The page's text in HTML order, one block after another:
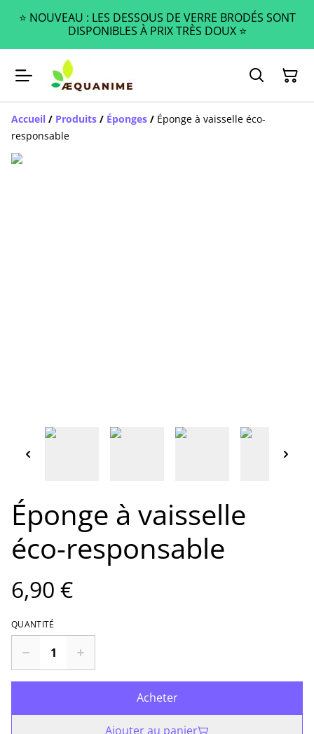
⭐️ NOUVEAU : LES DESSOUS DE VERRE BRODÉS SONT
DISPONIBLES À PRIX TRÈS DOUX ⭐️
Accueil / Produits / Éponges / Éponge à vaisselle éco-
responsable
Éponge à vaisselle
éco-responsable
6,90 €
QUANTITÉ
Acheter
Ajouter au panier